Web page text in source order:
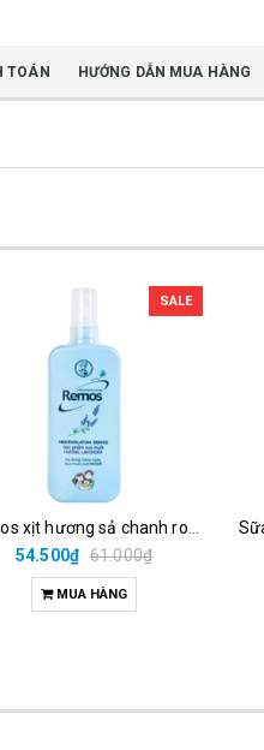
TOÁN HƯỚNG DẪN MUA HÀNG
SALE
54.500₫ 61.000₫
MUA HÀNG